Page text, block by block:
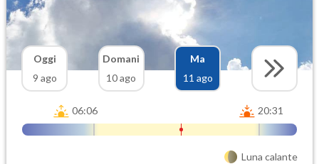
Oggi
9 ago
Domani
10 ago
Ma
11 ago
06:06 20:31
Luna calante